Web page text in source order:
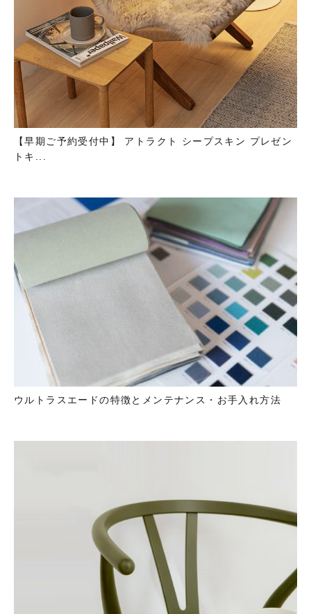
【早期ご予約受付中】 アトラクト シープスキン プレゼン
トキ...
ウルトラスエードの特徴とメンテナンス・お手入れ方法